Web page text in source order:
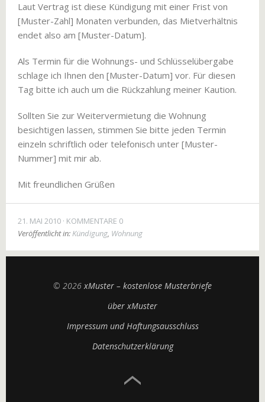
Laut Vertrag ist diese Kündigung mit einer Frist von
[Muster-Zahl] Monaten verbunden, das Mietverhältnis
endet also am [Muster-Datum].
Als Termin für die Wohnungs- und Schlüsselübergabe
schlage ich Ihnen den [Muster-Datum] vor. Für diesen
Tag bitte ich auch um die Rückzahlung meiner Kaution.
Sollten Sie zur Weitervermietung die Wohnung
besichtigen lassen, stimmen Sie bitte jeden Termin
einzeln schriftlich oder telefonisch unter [Muster-
Nummer] mit mir ab.
Mit freundlichen Grüßen
21. MAI 2010 KOMMENTARE 0
Veröffentlicht in:Kündigung, Wohnung
© 2026xMuster – kostenlose Musterbriefe
über xMuster
Impressum und Haftungsausschluss
Datenschutzerklärung